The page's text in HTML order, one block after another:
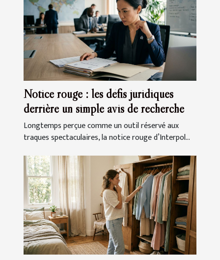
Notice rouge : les défis juridiques
derrière un simple avis de recherche
Longtemps perçue comme un outil réservé aux
traques spectaculaires, la notice rouge d’Interpol...